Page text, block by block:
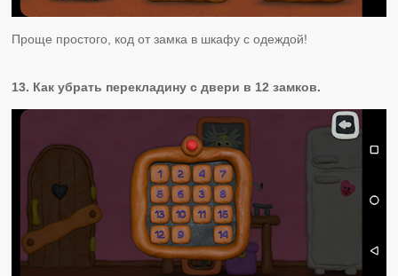
Проще простого, код от замка в шкафу с одеждой!
13. Как убрать перекладину с двери в 12 замков.